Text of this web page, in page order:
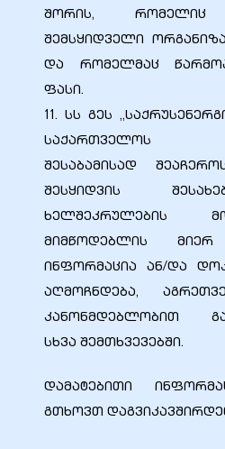
შორის, რომელიც
შემსყიდველი
და რომელმაც
ფასი.
11. სს გეს
საქართველოს
შესაბამისად
შესყიდვის
ხელშეკრულების
მიმწოდებლის მიერ
ინფორმაცია ან/და
აღმოჩნდება,
კანონმდებლობით
სხვა შემთხვევებში.
დამატებითი
გთხოვთ